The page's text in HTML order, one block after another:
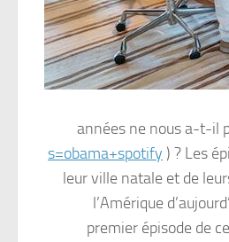
années ne nous a-t-il
s=obama+spotify ) ? Les
leur ville natale et de
l’Amérique
premier épisode de